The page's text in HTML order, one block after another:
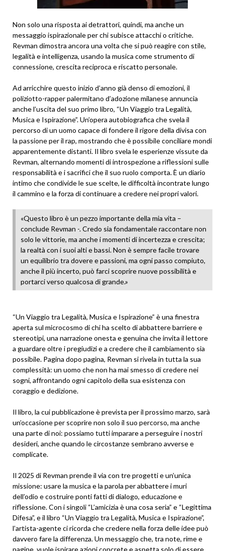
Non solo una risposta ai detrattori, quindi, ma anche un
messaggio ispirazionale per chi subisce attacchi o critiche.
Revman dimostra ancora una volta che si può reagire con stile,
legalità e intelligenza, usando la musica come strumento di
connessione, crescita reciproca e riscatto personale.
Ad arricchire questo inizio d’anno già denso di emozioni, il
poliziotto-rapper palermitano d’adozione milanese annuncia
anche l’uscita del suo primo libro, “Un Viaggio tra Legalità,
Musica e Ispirazione”. Un’opera autobiografica che svela il
percorso di un uomo capace di fondere il rigore della divisa con
la passione per il rap, mostrando che è possibile conciliare mondi
apparentemente distanti. Il libro svela le esperienze vissute da
Revman, alternando momenti di introspezione a riflessioni sulle
responsabilità e i sacrifici che il suo ruolo comporta. È un diario
intimo che condivide le sue scelte, le difficoltà incontrate lungo
il cammino e la forza di continuare a credere nei propri valori.
«Questo libro è un pezzo importante della mia vita –
conclude Revman -. Credo sia fondamentale raccontare non
solo le vittorie, ma anche i momenti di incertezza e crescita;
la realtà con i suoi alti e bassi. Non è sempre facile trovare
un equilibrio tra dovere e passioni, ma ogni passo compiuto,
anche il più incerto, può farci scoprire nuove possibilità e
portarci verso qualcosa di grande.»
“Un Viaggio tra Legalità, Musica e Ispirazione” è una finestra
aperta sul microcosmo di chi ha scelto di abbattere barriere e
stereotipi, una narrazione onesta e genuina che invita il lettore
a guardare oltre i pregiudizi e a credere che il cambiamento sia
possibile. Pagina dopo pagina, Revman si rivela in tutta la sua
complessità: un uomo che non ha mai smesso di credere nei
sogni, affrontando ogni capitolo della sua esistenza con
coraggio e dedizione.
Il libro, la cui pubblicazione è prevista per il prossimo marzo, sarà
un’occasione per scoprire non solo il suo percorso, ma anche
una parte di noi: possiamo tutti imparare a perseguire i nostri
desideri, anche quando le circostanze sembrano avverse e
complicate.
Il 2025 di Revman prende il via con tre progetti e un’unica
missione: usare la musica e la parola per abbattere i muri
dell’odio e costruire ponti fatti di dialogo, educazione e
riflessione. Con i singoli “L’amicizia è una cosa seria” e “Legittima
Difesa”, e il libro “Un Viaggio tra Legalità, Musica e Ispirazione”,
l’artista-agente ci ricorda che credere nella forza delle idee può
davvero fare la differenza. Un messaggio che, tra note, rime e
pagine, vuole ispirare azioni concrete e aspetta solo di essere